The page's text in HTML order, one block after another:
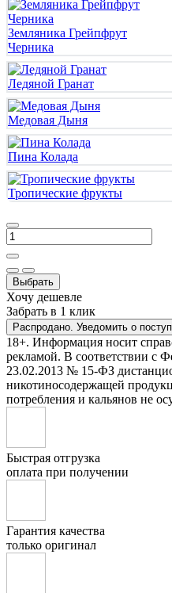
Земляника Грейпфрут
Черника
Ледяной Гранат
Медовая Дыня
Пина Колада
Тропические фрукты
Выбрать
Хочу дешевле
Забрать в 1 клик
Распродано. Уведомить о
18+. Информация носит
рекламой. В соответствии с
23.02.2013 № 15-ФЗ
никотиносодержащей
потребления и кальянов не
Быстрая отгрузка
оплата при получении
Гарантия качества
только оригинал